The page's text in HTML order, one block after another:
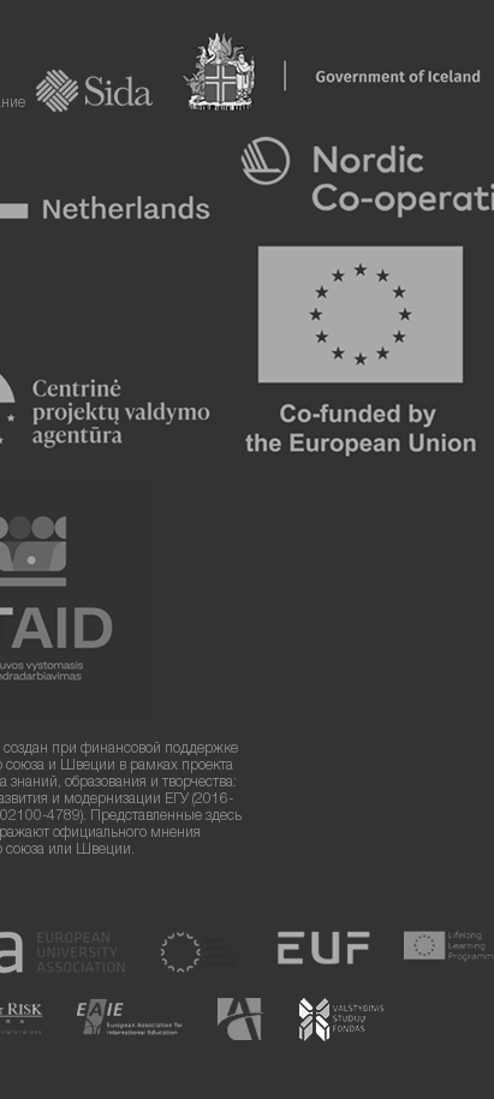
при финансовой поддержке
союза и Швеции в рамках проекта
знаний, образования и творчества:
и модернизации ЕГУ (2016-
4789). Представленные здесь
официального мнения
союза или Швеции.